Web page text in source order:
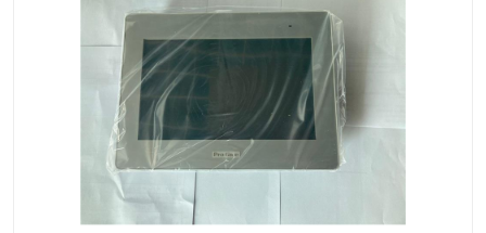
其他
安士能开关
普洛菲斯触摸屏
魏德米勒继电器 施迈赛限位开关